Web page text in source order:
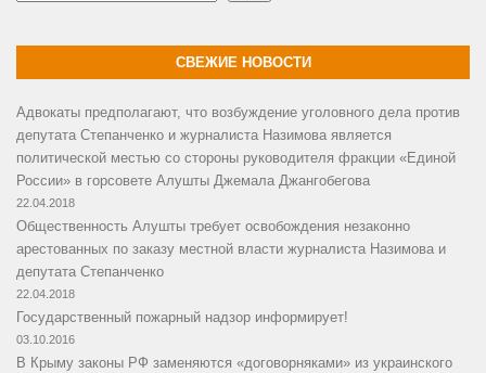
СВЕЖИЕ НОВОСТИ
Адвокаты предполагают, что возбуждение уголовного дела против
депутата Степанченко и журналиста Назимова является
политической местью со стороны руководителя фракции «Единой
России» в горсовете Алушты Джемала Джангобегова
22.04.2018
Общественность Алушты требует освобождения незаконно
арестованных по заказу местной власти журналиста Назимова и
депутата Степанченко
22.04.2018
Государственный пожарный надзор информирует!
03.10.2016
В Крыму законы РФ заменяются «договорняками» из украинского